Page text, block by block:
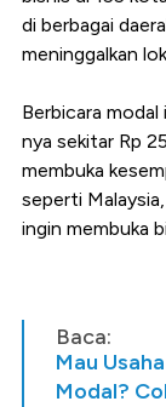
di berbagai
meninggalkan
Berbicara
nya sekitar Rp
membuka
seperti
ingin membuka
Baca:
Mau
Modal?